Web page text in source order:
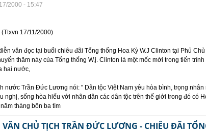
2000 - 15:47
(Ttxvn 17/11/2000)
văn đọc tại buổi chiêu đãi Tổng thống Hoa Kỳ W.J Clinton tại Phủ
thăm này của Tổng thống W.j. Clinton là một mốc mới trong tiến
hai nước,
nước Trần Đức Lương nói: " Dân tộc Việt Nam yêu hòa bình, trọng
nghị, sống hòa hiếu với nhân dân các dân tộc trên thế giới trong đó có
tháng bôn ba tìm
VĂN CHỦ TỊCH TRẦN ĐỨC LƯƠNG - CHIÊU ĐÃI